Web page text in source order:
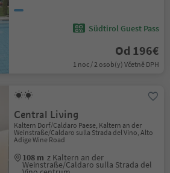
Südtirol Guest Pass
Od 196€
1 noc / 2 osob(y) Včetně DPH
Central Living
Kaltern Dorf/Caldaro Paese, Kaltern an der
Weinstraße/Caldaro sulla Strada del Vino, Alto
Adige Wine Road
108 m z Kaltern an der
Weinstraße/Caldaro sulla Strada del